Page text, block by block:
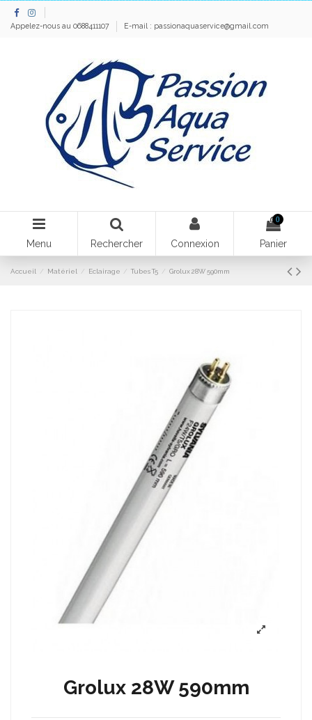
Appelez-nous au 0688411107 E-mail : passionaquaservice@gmail.com
Menu Rechercher Connexion
0
Panier
Accueil Matériel Eclairage Tubes T5 Grolux 28W 590mm
Grolux 28W 590mm